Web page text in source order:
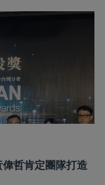
哲肯定團隊打造